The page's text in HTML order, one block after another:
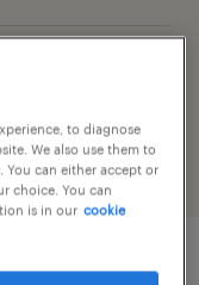
to diagnose
We also use them to
You can either accept or
choice. You can
is in our cookie